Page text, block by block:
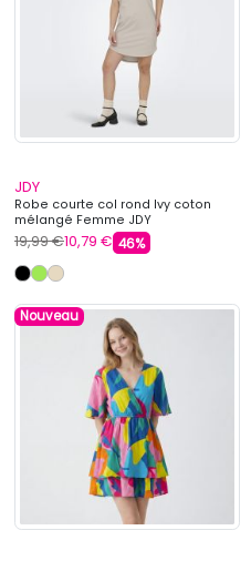
JDY
Robe courte col rond Ivy coton
mélangé Femme JDY
19,99 €10,79 € 46%
Nouveau